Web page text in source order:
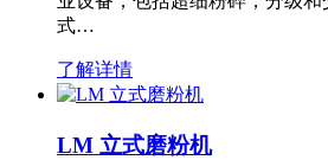
式…
了解详情
LM 立式磨粉机